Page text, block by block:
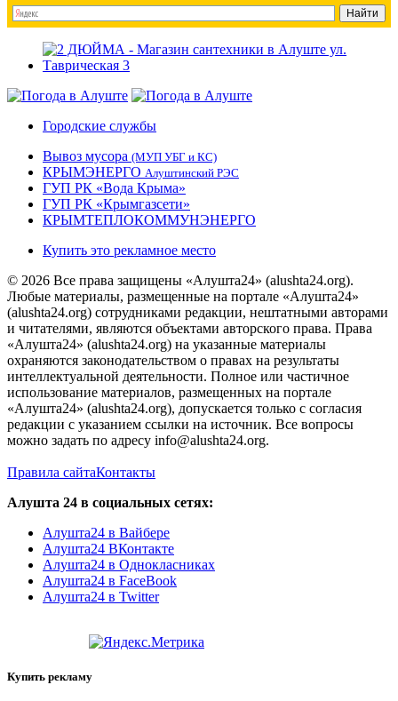
Городские службы
Вывоз мусора (МУП УБГ и КС)
КРЫМЭНЕРГО Алуштинский РЭС
ГУП РК «Вода Крыма»
ГУП РК «Крымгазсети»
КРЫМТЕПЛОКОММУНЭНЕРГО
Купить это рекламное место
© 2026 Все права защищены «Алушта24» (alushta24.org).
Любые материалы, размещенные на портале «Алушта24»
(alushta24.org) сотрудниками редакции, нештатными авторами
и читателями, являются объектами авторского права. Права
«Алушта24» (alushta24.org) на указанные материалы
охраняются законодательством о правах на результаты
интеллектуальной деятельности. Полное или частичное
использование материалов, размещенных на портале
«Алушта24» (alushta24.org), допускается только с согласия
редакции с указанием ссылки на источник. Все вопросы
можно задать по адресу info@alushta24.org.
Правила сайтаКонтакты
Алушта 24 в социальных сетях:
Алушта24 в Вайбере
Алушта24 ВКонтакте
Алушта24 в Однокласниках
Алушта24 в FaceBook
Алушта24 в Twitter
Купить рекламу